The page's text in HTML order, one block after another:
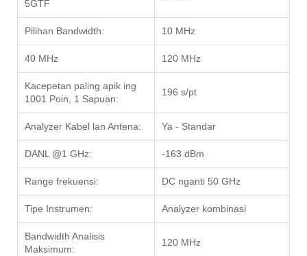
5GTF
Pilihan Bandwidth: 10 MHz
40 MHz 120 MHz
Kacepetan paling apik ing
1001 Poin, 1 Sapuan:
196 s/pt
Analyzer Kabel lan Antena: Ya - Standar
DANL @1 GHz: -163 dBm
Range frekuensi: DC nganti 50 GHz
Tipe Instrumen: Analyzer kombinasi
Bandwidth Analisis
Maksimum:
120 MHz